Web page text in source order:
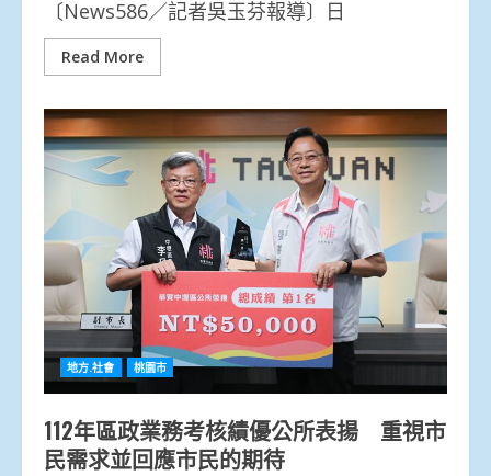
〔News586／記者吳玉芬報導〕日
Read More
地方.社會 桃園市
112年區政業務考核績優公所表揚 重視市
民需求並回應市民的期待